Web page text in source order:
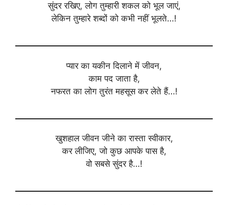
सुंदर रखिए, लोग तुम्हारी शकल को भूल जाएं,
लेकिन तुम्हारे शब्दों को कभी नहीं भूलते…!
प्यार का यकीन दिलाने में जीवन,
काम पद जाता है,
नफरत का लोग तुरंत महसूस कर लेते हैं…!
खुशहाल जीवन जीने का रास्ता स्वीकार,
कर लीजिए, जो कुछ आपके पास है,
वो सबसे सुंदर है…!